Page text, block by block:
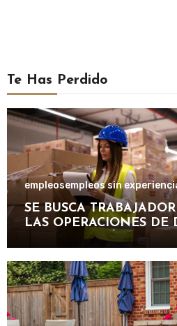
Te Has Perdido
empleosempleos sin
SE BUSCA
LAS OPERACIONES DE
ORGANIZACIÓN DE
IMPORTANTE